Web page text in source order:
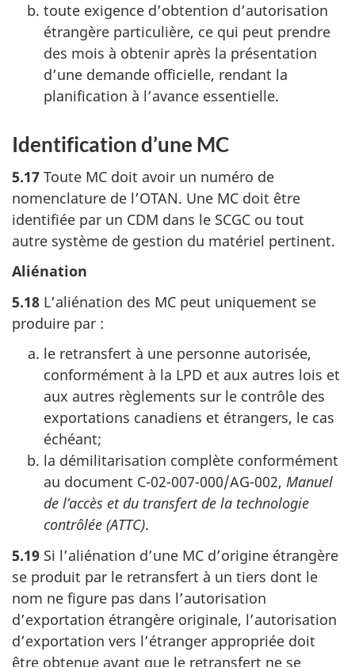
toute exigence d’obtention d’autorisation
étrangère particulière, ce qui peut prendre
des mois à obtenir après la présentation
d’une demande officielle, rendant la
planification à l’avance essentielle.
Identification d’une MC
5.17 Toute MC doit avoir un numéro de
nomenclature de l’OTAN. Une MC doit être
identifiée par un CDM dans le SCGC ou tout
autre système de gestion du matériel pertinent.
Aliénation
5.18 L’aliénation des MC peut uniquement se
produire par :
le retransfert à une personne autorisée,
conformément à la LPD et aux autres lois et
aux autres règlements sur le contrôle des
exportations canadiens et étrangers, le cas
échéant;
la démilitarisation complète conformément
au document C-02-007-000/AG-002, Manuel
de l’accès et du transfert de la technologie
contrôlée (ATTC).
5.19 Si l’aliénation d’une MC d’origine étrangère
se produit par le retransfert à un tiers dont le
nom ne figure pas dans l’autorisation
d’exportation étrangère originale, l’autorisation
d’exportation vers l’étranger appropriée doit
être obtenue avant que le retransfert ne se